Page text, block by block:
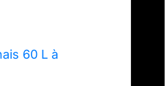
60 L à